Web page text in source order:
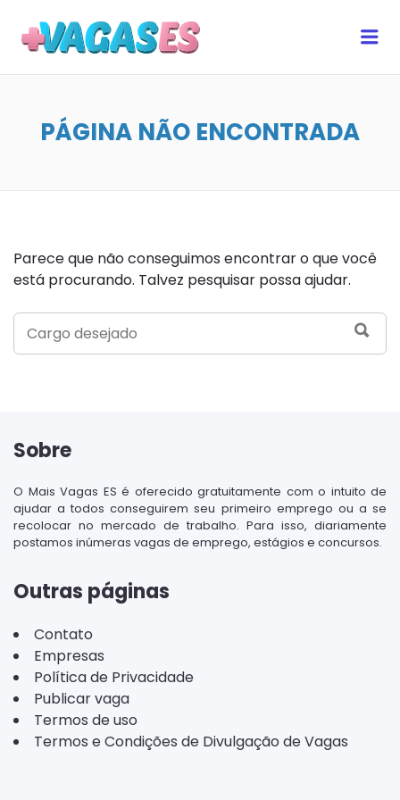
PÁGINA NÃO ENCONTRADA
Parece que não conseguimos encontrar o que você
está procurando. Talvez pesquisar possa ajudar.
SEARCH
FOR:
Sobre
O Mais Vagas ES é oferecido gratuitamente com o intuito de
ajudar a todos conseguirem seu primeiro emprego ou a se
recolocar no mercado de trabalho. Para isso, diariamente
postamos inúmeras vagas de emprego, estágios e concursos.
Outras páginas
Contato
Empresas
Política de Privacidade
Publicar vaga
Termos de uso
Termos e Condições de Divulgação de Vagas